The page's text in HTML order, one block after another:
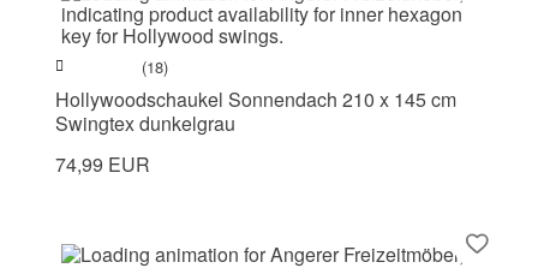
(18)
Hollywoodschaukel Sonnendach 210 x 145 cm
Swingtex dunkelgrau
74,99 EUR